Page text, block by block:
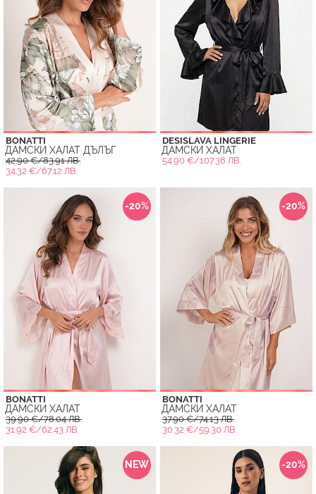
BONATTI
ДАМСКИ ХАЛАТ ДЪЛЪГ
42.90 €/83.91 ЛВ.
34.32 €/67.12 ЛВ.
DESISLAVA LINGERIE
ДАМСКИ ХАЛАТ
54.90 €/107.38 ЛВ.
-20%
BONATTI
ДАМСКИ ХАЛАТ
39.90 €/78.04 ЛВ.
31.92 €/62.43 ЛВ.
-20%
BONATTI
ДАМСКИ ХАЛАТ
37.90 €/74.13 ЛВ.
30.32 €/59.30 ЛВ.
NEW -20%